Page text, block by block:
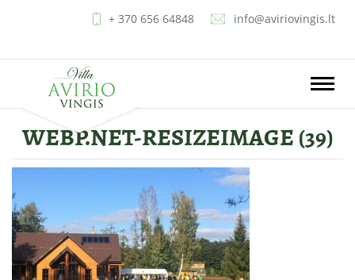
+ 370 656 64848 info@aviriovingis.lt
Toggle
WEBP.NET-RESIZEIMAGE (39)